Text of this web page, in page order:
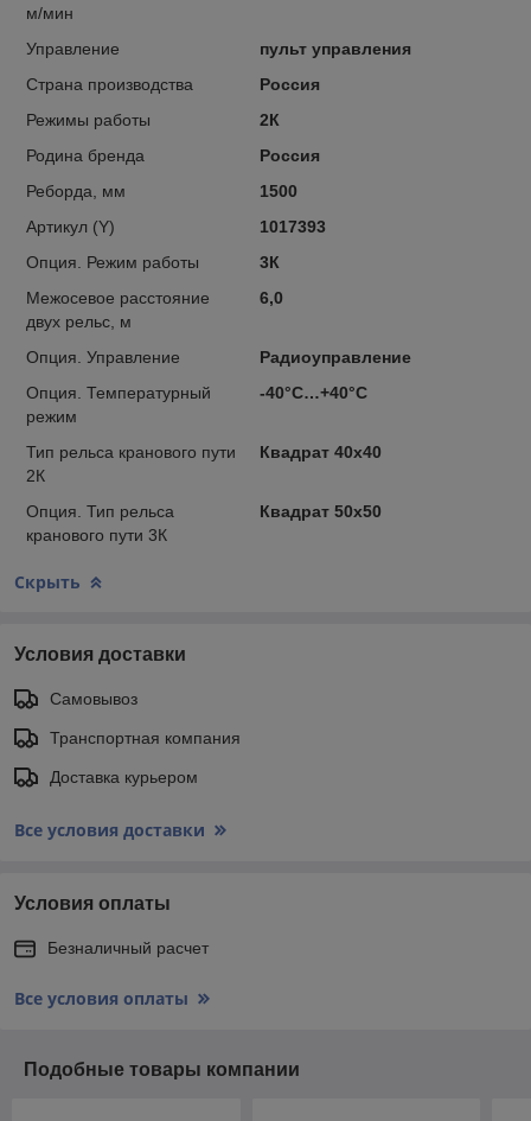
м/мин
Управление
пульт управления
Страна производства
Россия
Режимы работы
2К
Родина бренда
Россия
Реборда, мм
1500
Артикул (Y)
1017393
Опция. Режим работы
3К
Межосевое расстояние
двух рельс, м
6,0
Опция. Управление
Радиоуправление
Опция. Температурный
режим
-40°C…+40°C
Тип рельса кранового пути
2К
Квадрат 40х40
Опция. Тип рельса
кранового пути 3К
Квадрат 50х50
Скрыть
Условия доставки
Самовывоз
Транспортная компания
Доставка курьером
Все условия доставки
Условия оплаты
Безналичный расчет
Все условия оплаты
Подобные товары компании